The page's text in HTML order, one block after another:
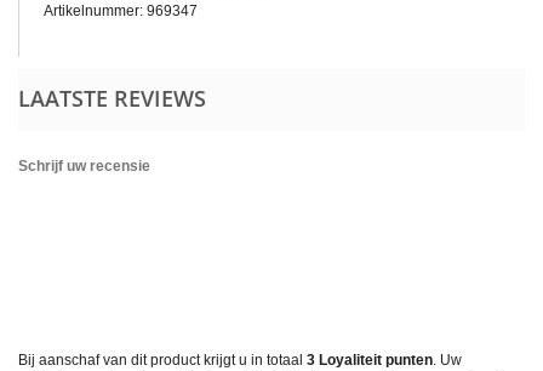
Artikelnummer: 969347
LAATSTE REVIEWS
Schrijf uw recensie
Bij aanschaf van dit product krijgt u in totaal 3 Loyaliteit punten. Uw